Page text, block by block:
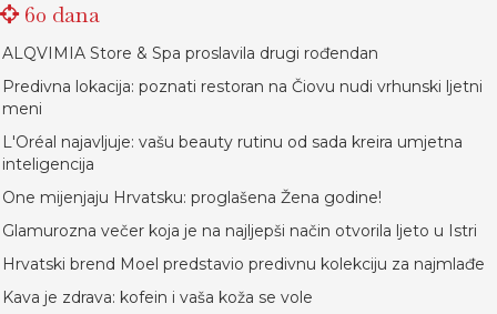
60 dana
ALQVIMIA Store & Spa proslavila drugi rođendan
Predivna lokacija: poznati restoran na Čiovu nudi vrhunski ljetni
meni
L'Oréal najavljuje: vašu beauty rutinu od sada kreira umjetna
inteligencija
One mijenjaju Hrvatsku: proglašena Žena godine!
Glamurozna večer koja je na najljepši način otvorila ljeto u Istri
Hrvatski brend Moel predstavio predivnu kolekciju za najmlađe
Kava je zdrava: kofein i vaša koža se vole